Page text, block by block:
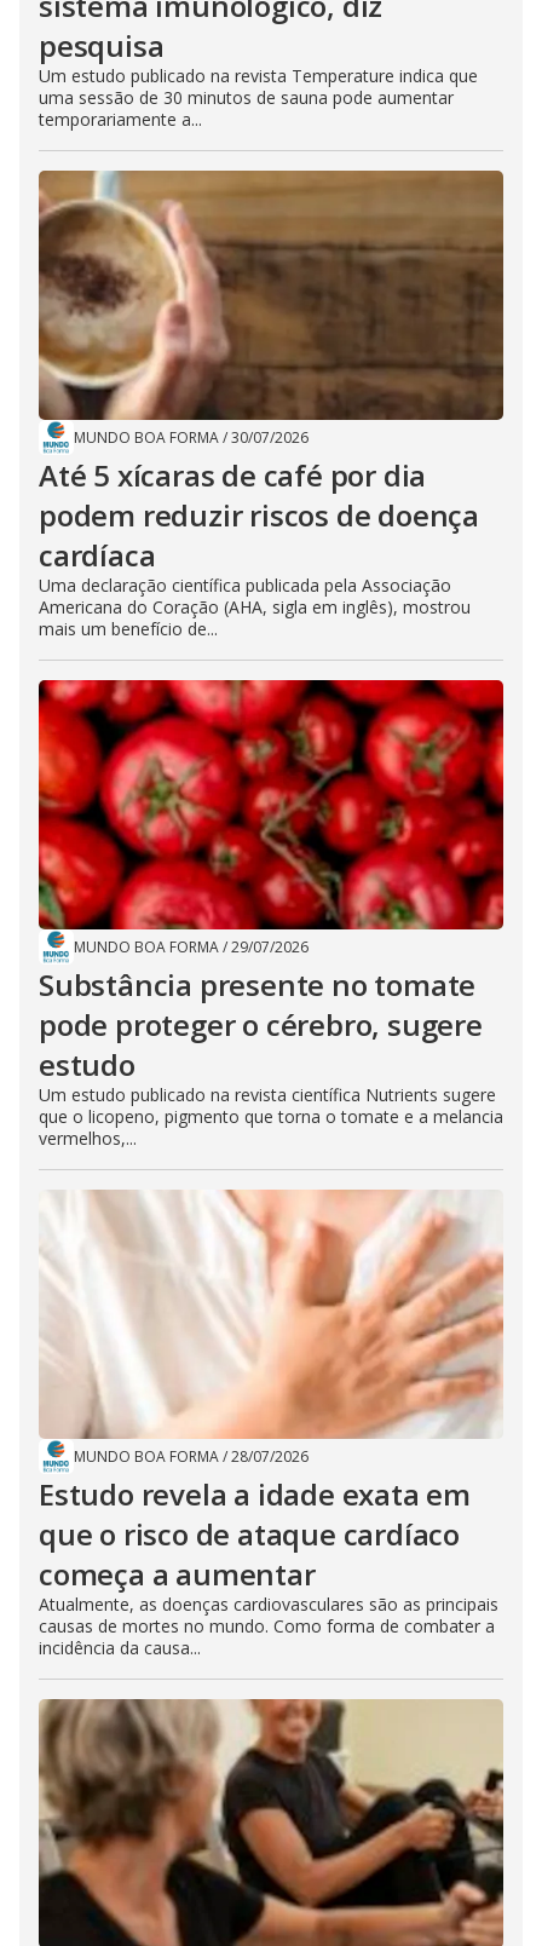
pesquisa
Um estudo publicado na revista Temperature indica que
uma sessão de 30 minutos de sauna pode aumentar
temporariamente a...
MUNDO BOA FORMA/30/07/2026
Até 5 xícaras de café por dia
podem reduzir riscos de doença
cardíaca
Uma declaração científica publicada pela Associação
Americana do Coração (AHA, sigla em inglês), mostrou
mais um benefício de...
MUNDO BOA FORMA/29/07/2026
Substância presente no tomate
pode proteger o cérebro, sugere
estudo
Um estudo publicado na revista científica Nutrients sugere
que o licopeno, pigmento que torna o tomate e a melancia
vermelhos,...
MUNDO BOA FORMA/28/07/2026
Estudo revela a idade exata em
que o risco de ataque cardíaco
começa a aumentar
Atualmente, as doenças cardiovasculares são as principais
causas de mortes no mundo. Como forma de combater a
incidência da causa...